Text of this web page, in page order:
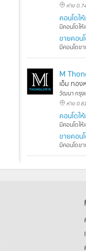
ห่าง
คอนโดใ
มีคอนโดให้
ขายคอน
มีคอนโดข
M
เอ็ม ทอ
วัฒนา กรุง
ห่าง
คอนโดใ
มีคอนโดให้
ขายคอน
มีคอนโดข